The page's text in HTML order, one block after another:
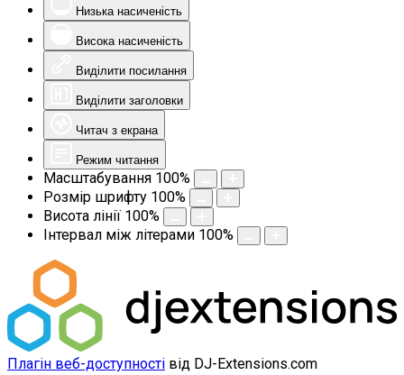
Низька насиченість
Висока насиченість
Виділити посилання
Виділити заголовки
Читач з екрана
Режим читання
Масштабування 100%
Розмір шрифту 100%
Висота лінії 100%
Інтервал між літерами 100%
Плагін веб-доступності від DJ-Extensions.com